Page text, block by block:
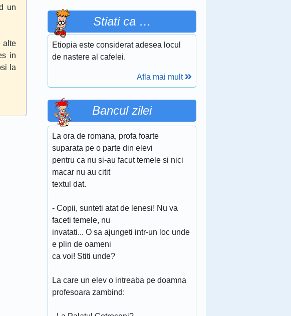
un
alte
in
la
Stiati ca …
Etiopia este considerat adesea locul
de nastere al cafelei.
Afla mai mult
Bancul zilei
La ora de romana, profa foarte
suparata pe o parte din elevi
pentru ca nu si-au facut temele si nici
macar nu au citit
textul dat.
- Copii, sunteti atat de lenesi! Nu va
faceti temele, nu
invatati... O sa ajungeti intr-un loc unde
e plin de oameni
ca voi! Stiti unde?
La care un elev o intreaba pe doamna
profesoara zambind: